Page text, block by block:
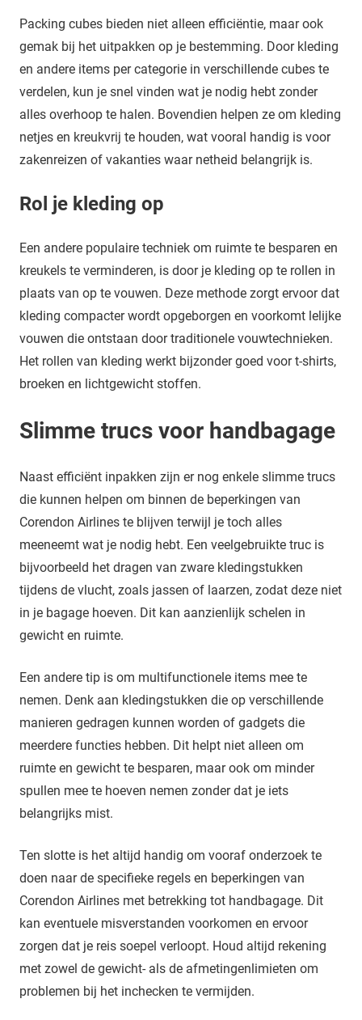
Packing cubes bieden niet alleen efficiëntie, maar ook
gemak bij het uitpakken op je bestemming. Door kleding
en andere items per categorie in verschillende cubes te
verdelen, kun je snel vinden wat je nodig hebt zonder
alles overhoop te halen. Bovendien helpen ze om kleding
netjes en kreukvrij te houden, wat vooral handig is voor
zakenreizen of vakanties waar netheid belangrijk is.
Rol je kleding op
Een andere populaire techniek om ruimte te besparen en
kreukels te verminderen, is door je kleding op te rollen in
plaats van op te vouwen. Deze methode zorgt ervoor dat
kleding compacter wordt opgeborgen en voorkomt lelijke
vouwen die ontstaan door traditionele vouwtechnieken.
Het rollen van kleding werkt bijzonder goed voor t-shirts,
broeken en lichtgewicht stoffen.
Slimme trucs voor handbagage
Naast efficiënt inpakken zijn er nog enkele slimme trucs
die kunnen helpen om binnen de beperkingen van
Corendon Airlines te blijven terwijl je toch alles
meeneemt wat je nodig hebt. Een veelgebruikte truc is
bijvoorbeeld het dragen van zware kledingstukken
tijdens de vlucht, zoals jassen of laarzen, zodat deze niet
in je bagage hoeven. Dit kan aanzienlijk schelen in
gewicht en ruimte.
Een andere tip is om multifunctionele items mee te
nemen. Denk aan kledingstukken die op verschillende
manieren gedragen kunnen worden of gadgets die
meerdere functies hebben. Dit helpt niet alleen om
ruimte en gewicht te besparen, maar ook om minder
spullen mee te hoeven nemen zonder dat je iets
belangrijks mist.
Ten slotte is het altijd handig om vooraf onderzoek te
doen naar de specifieke regels en beperkingen van
Corendon Airlines met betrekking tot handbagage. Dit
kan eventuele misverstanden voorkomen en ervoor
zorgen dat je reis soepel verloopt. Houd altijd rekening
met zowel de gewicht- als de afmetingenlimieten om
problemen bij het inchecken te vermijden.